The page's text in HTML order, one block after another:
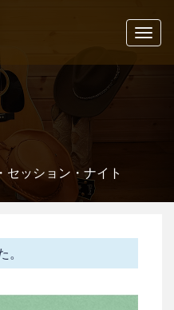
セッション・ナイト